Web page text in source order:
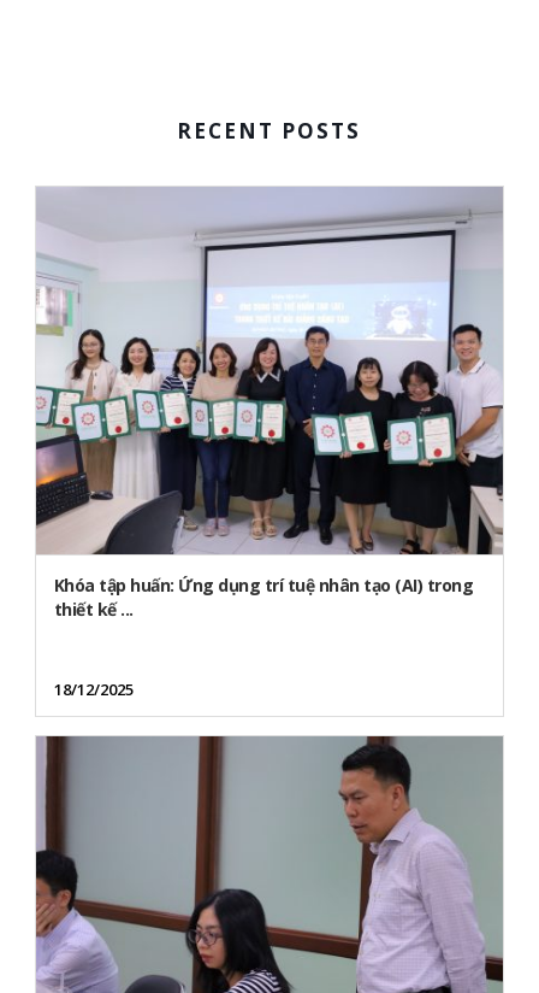
RECENT POSTS
Khóa tập huấn: Ứng dụng trí tuệ nhân tạo (AI) trong
thiết kế ...
18/12/2025